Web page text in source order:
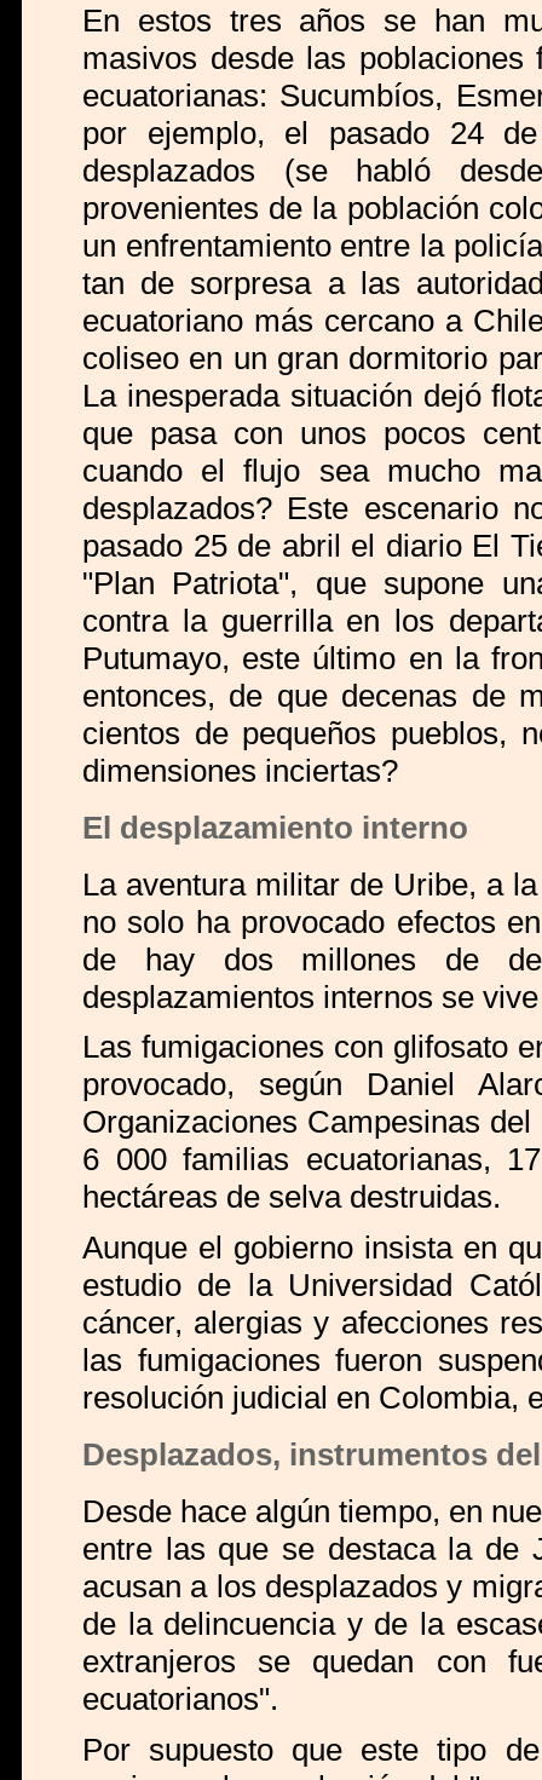
En estos tres años se han
masivos desde las
ecuatorianas: Sucumbíos,
por ejemplo, el pasado 24
desplazados (se habló
provenientes de la población
un enfrentamiento entre la
tan de sorpresa a las
ecuatoriano más cercano a
coliseo en un gran dormitorio
La inesperada situación dejó
que pasa con unos pocos
cuando el flujo sea mucho
desplazados? Este escenario
pasado 25 de abril el diario El
"Plan Patriota", que supone
contra la guerrilla en los
Putumayo, este último en la
entonces, de que decenas de
cientos de pequeños pueblos,
dimensiones inciertas?
El desplazamiento interno
La aventura militar de Uribe, a
no solo ha provocado efectos
de hay dos millones de
desplazamientos internos se
Las fumigaciones con glifosato
provocado, según Daniel
Organizaciones Campesinas
6 000 familias ecuatorianas,
hectáreas de selva destruidas.
Aunque el gobierno insista en
estudio de la Universidad
cáncer, alergias y afecciones
las fumigaciones fueron
resolución judicial en Colombia,
Desplazados, instrumentos
Desde hace algún tiempo, en
entre las que se destaca la de
acusan a los desplazados y
de la delincuencia y de la
extranjeros se quedan con
ecuatorianos".
Por supuesto que este tipo